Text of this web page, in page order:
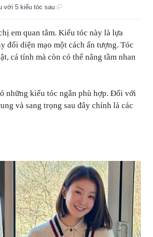
với 5 kiểu tóc sau
em quan tâm. Kiểu tóc này là lựa
đổi diện mạo một cách ấn tượng. Tóc
cá tính mà còn có thể nâng tầm nhan
những kiểu tóc ngắn phù hợp. Đối với
và sang trọng sau đây chính là các